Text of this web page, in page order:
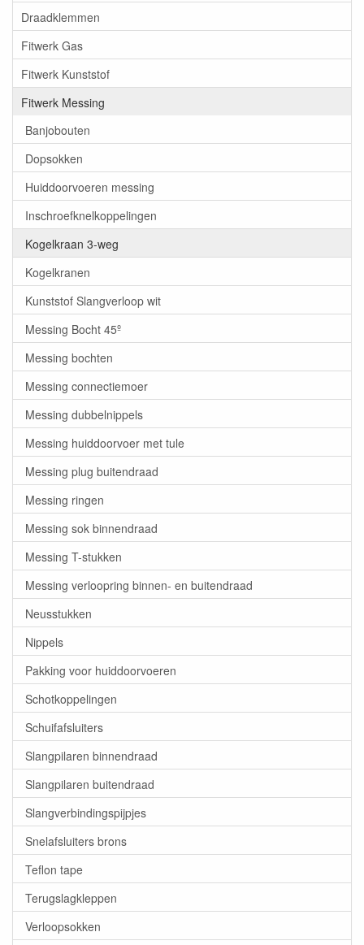
Draadklemmen
Fitwerk Gas
Fitwerk Kunststof
Fitwerk Messing
Banjobouten
Dopsokken
Huiddoorvoeren messing
Inschroefknelkoppelingen
Kogelkraan 3-weg
Kogelkranen
Kunststof Slangverloop wit
Messing Bocht 45º
Messing bochten
Messing connectiemoer
Messing dubbelnippels
Messing huiddoorvoer met tule
Messing plug buitendraad
Messing ringen
Messing sok binnendraad
Messing T-stukken
Messing verloopring binnen- en buitendraad
Neusstukken
Nippels
Pakking voor huiddoorvoeren
Schotkoppelingen
Schuifafsluiters
Slangpilaren binnendraad
Slangpilaren buitendraad
Slangverbindingspijpjes
Snelafsluiters brons
Teflon tape
Terugslagkleppen
Verloopsokken